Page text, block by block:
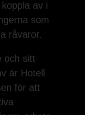
av i
som
råvaror.
och sitt
är Hotell
för att